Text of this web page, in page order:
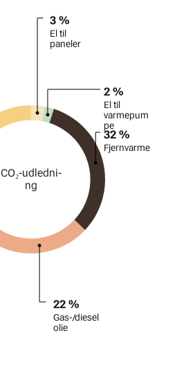
3 %
El til
paneler
2 %
El til
varmepum
pe
32 %
Fjernvarme
22 %
Gas-/diesel
olie
CO₂-udl­edni­
ng